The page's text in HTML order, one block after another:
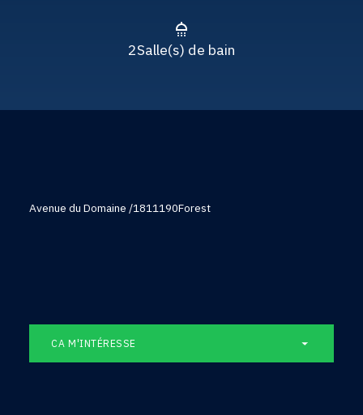
2Salle(s) de bain
Avenue du Domaine /1811190Forest
CA M'INTÉRESSE